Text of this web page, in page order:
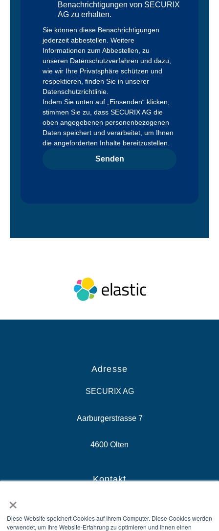
×
Diese Website speichert Cookies auf Ihrem Computer. Diese Cookies werden
verwendet, um Ihre Website-Erfahrung zu optimieren und Ihnen einen
Benachrichtigungen von SECURIX
AG zu erhalten.
Sie können diese Benachrichtigungen
jederzeit abbestellen. Weitere
Informationen zum Abbestellen, zu
unseren Datenschutzverfahren und dazu,
wie wir Ihre Privatsphäre schützen und
respektieren, finden Sie in unserer
Datenschutzrichtlinie.
Indem Sie unten auf „Einsenden“ klicken,
stimmen Sie zu, dass SECURIX AG die
oben angegebenen personenbezogenen
Daten speichert und verarbeitet, um Ihnen
die angeforderten Inhalte bereitzustellen.
Adresse
SECURIX AG
Aarburgerstrasse 7
4600 Olten
Kontakt
Zentrale: +41 58 510 81 10